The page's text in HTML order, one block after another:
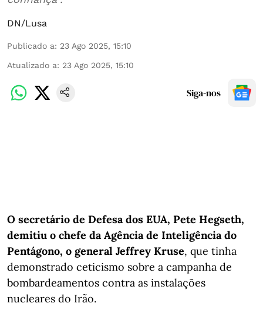
DN/Lusa
Publicado a: 23 Ago 2025, 15:10
Atualizado a: 23 Ago 2025, 15:10
Siga-nos
O secretário de Defesa dos EUA, Pete Hegseth,
demitiu o chefe da Agência de Inteligência do
Pentágono, o general Jeffrey Kruse, que tinha
demonstrado ceticismo sobre a campanha de
bombardeamentos contra as instalações
nucleares do Irão.